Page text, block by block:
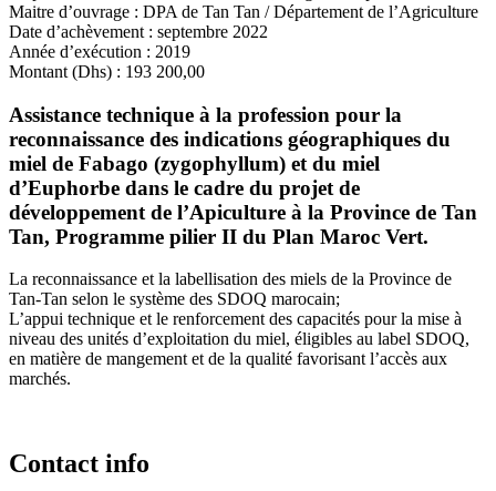
Maitre d’ouvrage : DPA de Tan Tan /Département de l’Agriculture
Date d’achèvement : septembre 2022
Année d’exécution : 2019
Montant (Dhs) : 193 200,00
Assistance technique à la profession pour la
reconnaissance des indications géographiques du
miel de Fabago (zygophyllum) et du miel
d’Euphorbe dans le cadre du projet de
développement de l’Apiculture à la Province de Tan
Tan, Programme pilier II du Plan Maroc Vert.
La reconnaissance et la labellisation des miels de la Province de
Tan-Tan selon le système des SDOQ marocain;
L’appui technique et le renforcement des capacités pour la mise à
niveau des unités d’exploitation du miel, éligibles au label SDOQ,
en matière de mangement et de la qualité favorisant l’accès aux
marchés.
Contact info